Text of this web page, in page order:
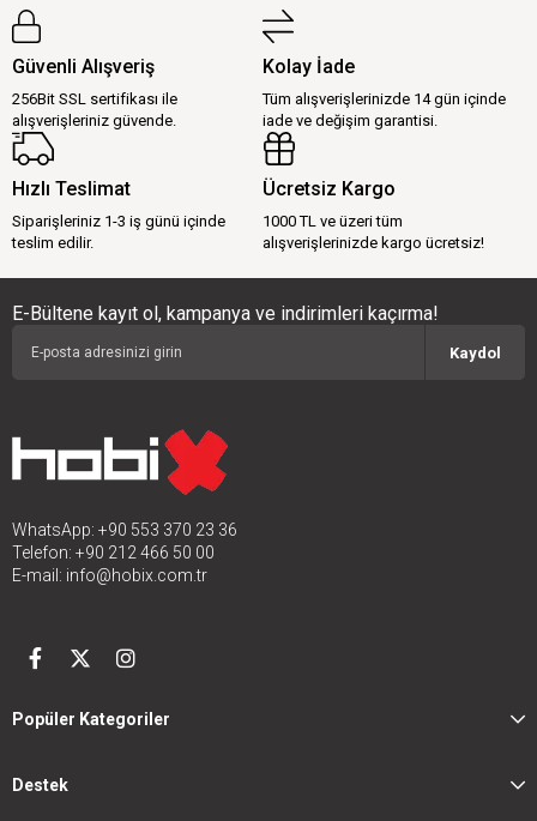
Güvenli Alışveriş
256Bit SSL sertifikası ile
alışverişleriniz güvende.
Kolay İade
Tüm alışverişlerinizde 14 gün içinde
iade ve değişim garantisi.
Hızlı Teslimat
Siparişleriniz 1-3 iş günü içinde
teslim edilir.
Ücretsiz Kargo
1000 TL ve üzeri tüm
alışverişlerinizde kargo ücretsiz!
E-Bültene kayıt ol, kampanya ve indirimleri kaçırma!
Kaydol
WhatsApp: +90 553 370 23 36
Telefon: +90 212 466 50 00
E-mail: info@hobix.com.tr
Popüler Kategoriler
Destek